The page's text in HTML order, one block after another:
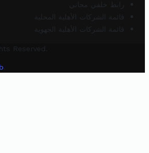
رابط خلفي مجاني
قائمة الشركات الأهلية المحلية
قائمة الشركات الأهلية الجهوية
Reserved.